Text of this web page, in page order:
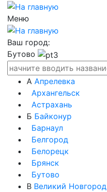
Меню
Ваш город:
Бутово
А Апрелевка
Архангельск
Астрахань
Б Байконур
Барнаул
Белгород
Белорецк
Брянск
Бутово
В Великий Новгород